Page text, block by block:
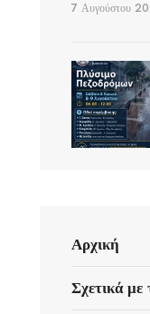
7 Αυγούστου
Αρχική
Σχετικά με